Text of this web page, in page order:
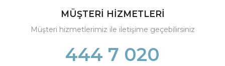
MÜŞTERİ HİZMETLERİ
Müşteri hizmetlerimiz ile iletişime geçebilirsiniz
444 7 020